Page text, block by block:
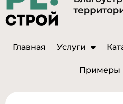
Главная Услуги
Примеры